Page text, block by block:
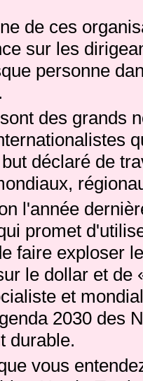
de ces
sur les
personne
des grands
déclaré de
l'année
promet
faire exploser
le dollar et de
et
2030 des
durable.
vous